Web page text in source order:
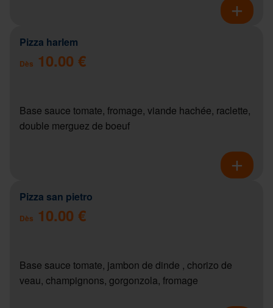
Pizza harlem
Dès 10.00 €
Base sauce tomate, fromage, viande hachée, raclette,
double merguez de boeuf
Pizza san pietro
Dès 10.00 €
Base sauce tomate, jambon de dinde , chorizo de
veau, champignons, gorgonzola, fromage